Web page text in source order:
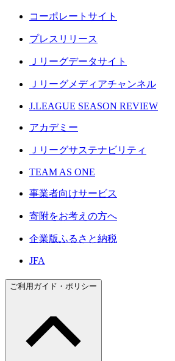
コーポレートサイト
プレスリリース
Ｊリーグデータサイト
Ｊリーグメディアチャンネル
J.LEAGUE SEASON REVIEW
アカデミー
Ｊリーグサステナビリティ
TEAM AS ONE
事業者向けサービス
寄附をお考えの方へ
企業版ふるさと納税
JFA
ご利用ガイド・ポリシー